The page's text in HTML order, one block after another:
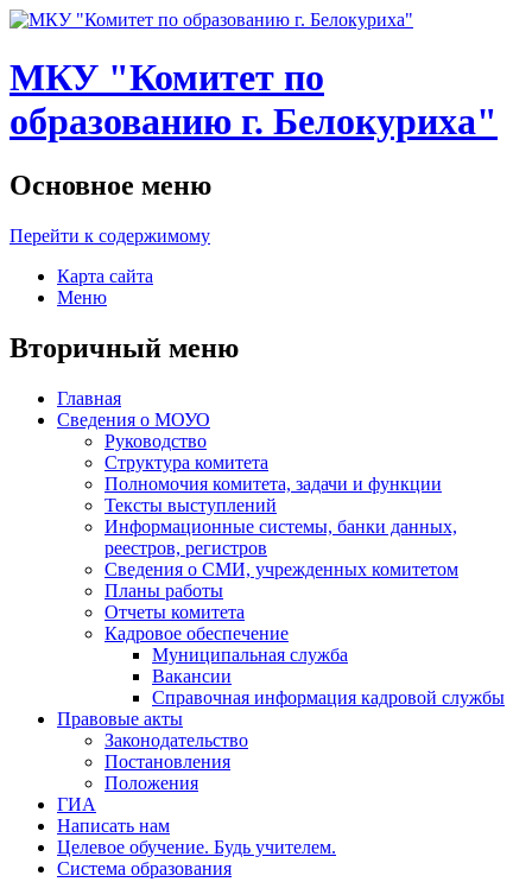
МКУ "Комитет по
образованию г. Белокуриха"
Основное меню
Перейти к содержимому
Карта сайта
Меню
Вторичный меню
Главная
Сведения о МОУО
Руководство
Структура комитета
Полномочия комитета, задачи и функции
Тексты выступлений
Информационные системы, банки данных,
реестров, регистров
Сведения о СМИ, учрежденных комитетом
Планы работы
Отчеты комитета
Кадровое обеспечение
Муниципальная служба
Вакансии
Справочная информация кадровой службы
Правовые акты
Законодательство
Постановления
Положения
ГИА
Написать нам
Целевое обучение. Будь учителем.
Система образования